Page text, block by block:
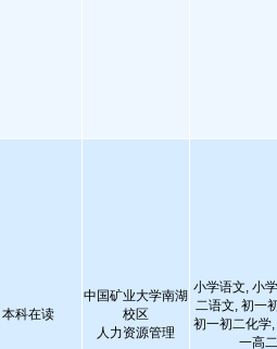
本科在读
中国矿业大学南湖
校区
人力资源管理
小学语文, 小
二语文, 初一
初一初二化学
一高